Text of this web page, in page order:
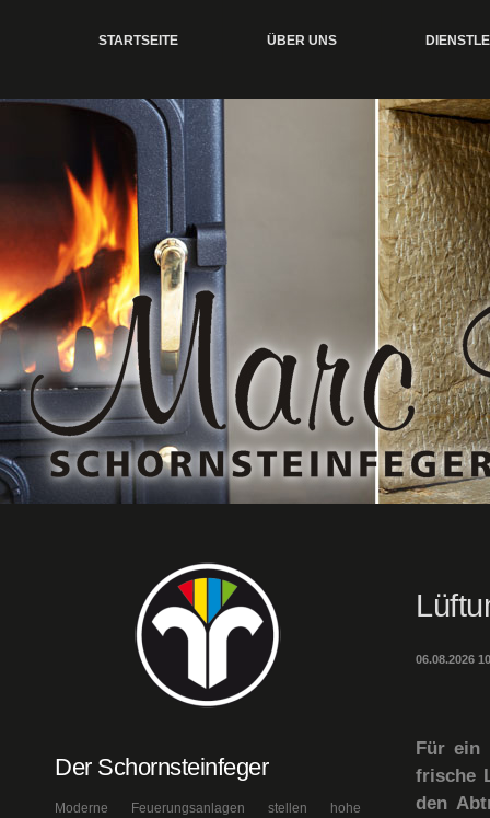
STARTSEITE ÜBER UNS
06.08.2026
Für ein
frische
den
Der Schornsteinfeger
Moderne Feuerungsanlagen stellen hohe